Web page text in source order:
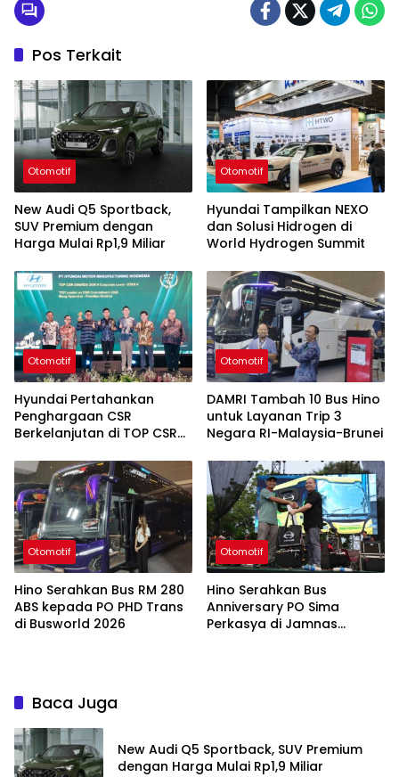
Pos Terkait
Otomotif
New Audi Q5 Sportback,
SUV Premium dengan
Harga Mulai Rp1,9 Miliar
Otomotif
Hyundai Tampilkan NEXO
dan Solusi Hidrogen di
World Hydrogen Summit
Otomotif
Hyundai Pertahankan
Penghargaan CSR
Berkelanjutan di TOP CSR
Otomotif
DAMRI Tambah 10 Bus Hino
untuk Layanan Trip 3
Negara RI-Malaysia-Brunei
Otomotif
Hino Serahkan Bus RM 280
ABS kepada PO PHD Trans
di Busworld 2026
Otomotif
Hino Serahkan Bus
Anniversary PO Sima
Perkasya di Jamnas
Baca Juga
New Audi Q5 Sportback, SUV Premium
dengan Harga Mulai Rp1,9 Miliar